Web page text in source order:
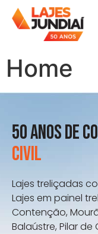
Home
50 ANOS DE
CIVIL
Lajes treliçadas
Lajes em painel
Contenção,
Balaústre, Pilar